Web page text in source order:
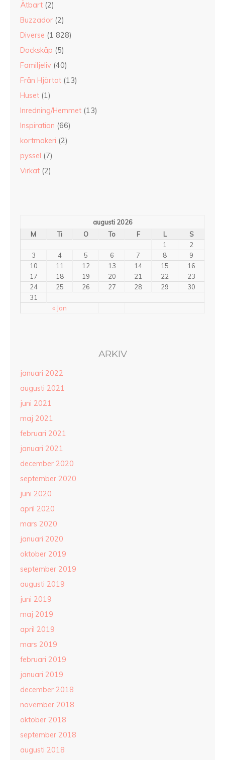
Ätbart (2)
Buzzador (2)
Diverse (1 828)
Dockskåp (5)
Familjeliv (40)
Från Hjärtat (13)
Huset (1)
Inredning/Hemmet (13)
Inspiration (66)
kortmakeri (2)
pyssel (7)
Virkat (2)
augusti 2026
M
Ti O To F L S
« Jan
1
2
3
4 5 6 7 8
9
10
11 12 13 14 15
16
17
18 19 20 21 22
23
24
25 26 27 28 29
30
31
ARKIV
januari 2022
augusti 2021
juni 2021
maj 2021
februari 2021
januari 2021
december 2020
september 2020
juni 2020
april 2020
mars 2020
januari 2020
oktober 2019
september 2019
augusti 2019
juni 2019
maj 2019
april 2019
mars 2019
februari 2019
januari 2019
december 2018
november 2018
oktober 2018
september 2018
augusti 2018